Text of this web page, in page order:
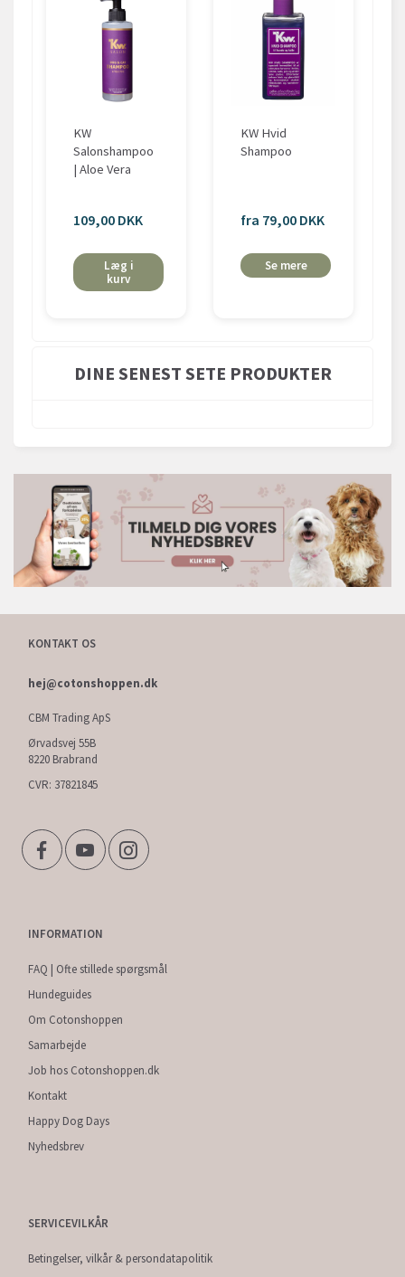
KW
Salonshampoo
| Aloe Vera
109,00 DKK
Læg i
kurv
KW Hvid
Shampoo
fra 79,00 DKK
Se mere
DINE SENEST SETE PRODUKTER
KONTAKT OS
hej@cotonshoppen.dk
CBM Trading ApS
Ørvadsvej 55B
8220 Brabrand
CVR: 37821845
INFORMATION
FAQ | Ofte stillede spørgsmål
Hundeguides
Om Cotonshoppen
Samarbejde
Job hos Cotonshoppen.dk
Kontakt
Happy Dog Days
Nyhedsbrev
SERVICEVILKÅR
Betingelser, vilkår & persondatapolitik